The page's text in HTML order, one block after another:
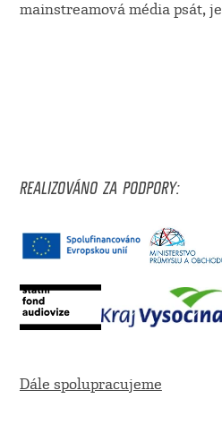
mainstreamová média psát, je
REALIZOVÁNO ZA PODPORY:
Dále spolupracujeme